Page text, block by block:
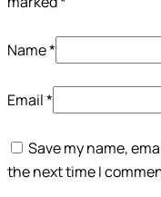
Name*
Email*
Save my name,
the next time I